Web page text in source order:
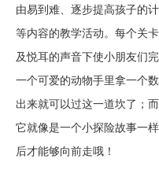
由易到难、逐步提高孩子的
等内容的教学活动。每个关
及悦耳的声音下使小朋友们
一个可爱的动物手里拿一个
出来就可以过这一道坎了；
它就像是一个小探险故事一
后才能够向前走哦！